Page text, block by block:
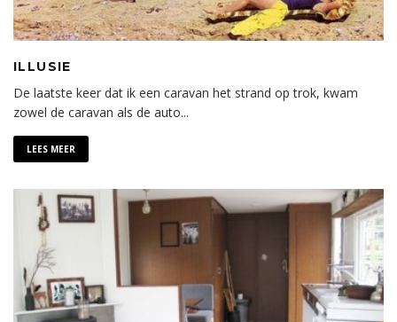
ILLUSIE
De laatste keer dat ik een caravan het strand op trok, kwam
zowel de caravan als de auto...
LEES MEER